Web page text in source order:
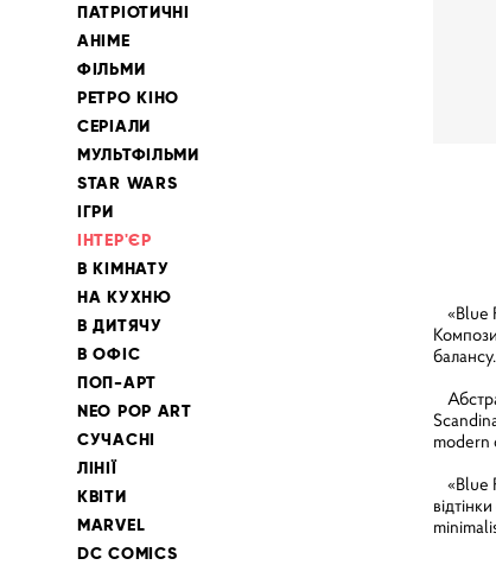
ПАТРІОТИЧНІ
АНІМЕ
ФІЛЬМИ
РЕТРО КІНО
СЕРІАЛИ
МУЛЬТФІЛЬМИ
STAR WARS
ІГРИ
ІНТЕР'ЄР
В КІМНАТУ
НА КУХНЮ
В ДИТЯЧУ
В ОФІС
ПОП-АРТ
NEO POP ART
СУЧАСНІ
ЛІНІЇ
КВІТИ
MARVEL
DC COMICS
«Blue
modern
«Blue